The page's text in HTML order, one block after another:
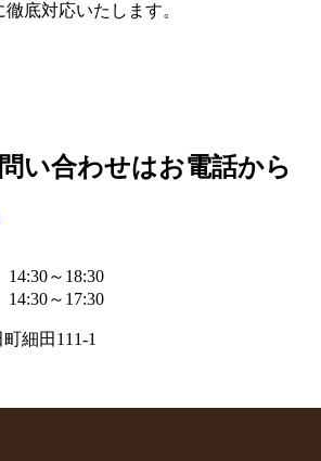
底対応いたします。
い合わせはお電話から
14:30～18:30
14:30～17:30
細田111-1